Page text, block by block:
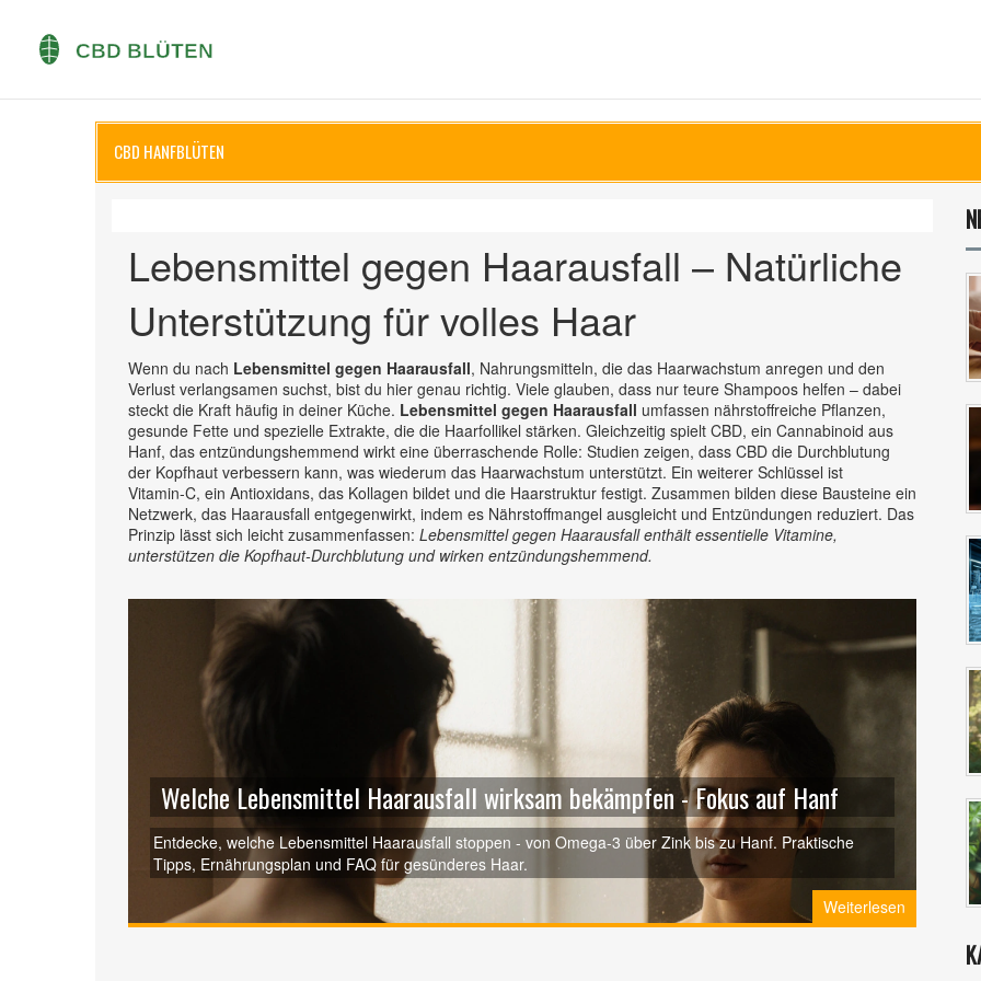
CBD HANFBLÜTEN
Lebensmittel gegen Haarausfall – Natürliche
Unterstützung für volles Haar
Wenn du nach Lebensmittel gegen Haarausfall, Nahrungsmitteln, die das Haarwachstum anregen und den
Verlust verlangsamen suchst, bist du hier genau richtig. Viele glauben, dass nur teure Shampoos helfen – dabei
steckt die Kraft häufig in deiner Küche. Lebensmittel gegen Haarausfall umfassen nährstoffreiche Pflanzen,
gesunde Fette und spezielle Extrakte, die die Haarfollikel stärken. Gleichzeitig spielt CBD, ein Cannabinoid aus
Hanf, das entzündungshemmend wirkt eine überraschende Rolle: Studien zeigen, dass CBD die Durchblutung
der Kopfhaut verbessern kann, was wiederum das Haarwachstum unterstützt. Ein weiterer Schlüssel ist
Vitamin‑C, ein Antioxidans, das Kollagen bildet und die Haarstruktur festigt. Zusammen bilden diese Bausteine ein
Netzwerk, das Haarausfall entgegenwirkt, indem es Nährstoffmangel ausgleicht und Entzündungen reduziert. Das
Prinzip lässt sich leicht zusammenfassen: Lebensmittel gegen Haarausfall enthält essentielle Vitamine,
unterstützen die Kopfhaut‑Durchblutung und wirken entzündungshemmend.
Welche Lebensmittel Haarausfall wirksam bekämpfen - Fokus auf Hanf
Entdecke, welche Lebensmittel Haarausfall stoppen - von Omega‑3 über Zink bis zu Hanf. Praktische
Tipps, Ernährungsplan und FAQ für gesünderes Haar.
Weiterlesen